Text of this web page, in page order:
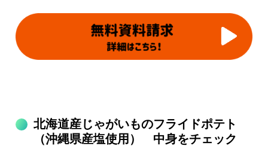
北海道産じゃがいものフライドポテト
（沖縄県産塩使用） 中身をチェック